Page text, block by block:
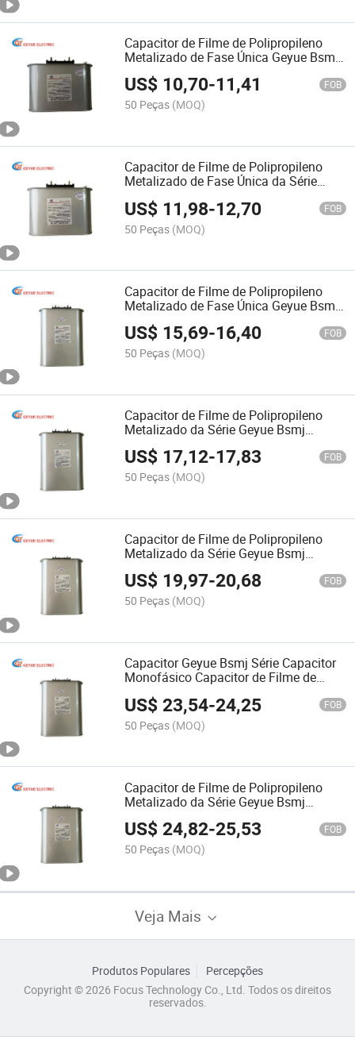
Capacitor de Filme de Polipropileno
Metalizado de Fase Única Geyue Bsmj
Série Capacitor de Auto-Cura Capacitor
Shunt 0.25kv Bsmj0.25-3-1
US$ 10,70-11,41 FOB
50 Peças (MOQ)
Capacitor de Filme de Polipropileno
Metalizado de Fase Única da Série
Autocurativo 0.25kv Bsmj0.25-5-1
US$ 11,98-12,70 FOB
50 Peças (MOQ)
Capacitor de Filme de Polipropileno
Metalizado de Fase Única Geyue Bsmj
Série Capacitor de Auto-Cura Capacitor
Shunt 0.25kv Bsmj0.25-6-1
US$ 15,69-16,40 FOB
50 Peças (MOQ)
Capacitor de Filme de Polipropileno
Metalizado da Série Geyue Bsmj
Capacitor Monofásico Auto-Curativo
Capacitor de Desvio 0.25kv Bsmj0.25-
8-1
US$ 17,12-17,83 FOB
50 Peças (MOQ)
Capacitor de Filme de Polipropileno
Metalizado da Série Geyue Bsmj
Capacitor Monofásico Auto-Curativo
Capacitor de Desvio 0.25kv Bsmj0.25-
10-1 ODM
US$ 19,97-20,68 FOB
50 Peças (MOQ)
Capacitor Geyue Bsmj Série Capacitor
Monofásico Capacitor de Filme de
Capacitor de Desvio 0.25kv Bsmj0.25-
12-1 Capacitor Série Bsmj
US$23,54-24,25 FOB
50 Peças (MOQ)
Capacitor de Filme de Polipropileno
Metalizado da Série Geyue Bsmj
Capacitor Monofásico Auto-Curativo
Capacitor de Desvio 0.25kv Bsmj0.25-
15-1 Capacitor de Desvio Auto-Curativo
US$24,82-25,53 FOB
50 Peças (MOQ)
Veja Mais
Produtos Populares
Percepções
Copyright © 2026 Focus Technology Co., Ltd. Todos os direitos
reservados.